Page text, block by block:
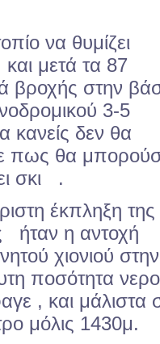
να θυμίζει
μετά τα 87
βροχής στην
3-5
κανείς δεν θα
πως θα
σκι .
έκπληξη της
ήταν η αντοχή
χιονιού στην
ποσότητα
, και μάλιστα
μόλις 1430μ.